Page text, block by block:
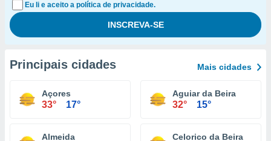
Eu li e aceito a política de privacidade.
Principais cidades Mais cidades
Açores
33° 17°
Aguiar da Beira
32° 15°
Almeida Celorico da Beira